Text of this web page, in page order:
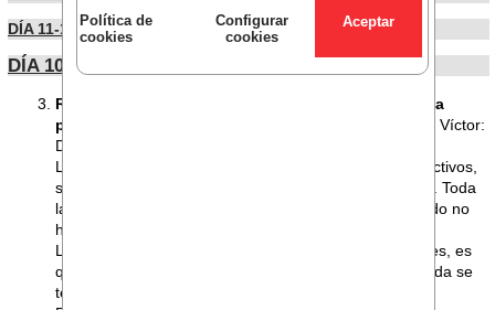
Política de
cookies
Configurar
cookies
DÍA 11-10-2024
DÍA 10-10-2024
REVISTA EL_ESPEJO: Convenio colectivo de panca
privada (opinión de Sección Sindical)
Buenos días, Víctor:
De nada.
Las subidas salariales pactadas en los convenios colectivos,
siempre, se calculan sobre los conceptos de convenio. Toda
la vida ha sido así. Es posible que en algún comunicado no
hayamos sido suficientemente claros.
La diferencia que tiene este convenio con los anteriores, es
que antes, si tenías complemento de empresa, la subida se
te absorbía del complemento.